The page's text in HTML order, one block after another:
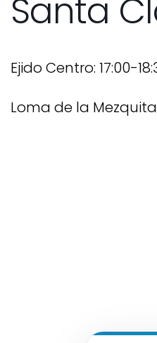
Santa
Ejido Centro: 17:00-
Loma de la